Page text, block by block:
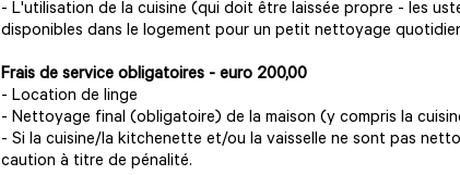
- L'utilisation de la cuisine (qui doit être laissée propre - les
disponibles dans le logement pour un petit nettoyage
Frais de service obligatoires - euro 200,00
- Location de linge
- Nettoyage final (obligatoire) de la maison (y compris la
- Si la cuisine/la kitchenette et/ou la vaisselle ne sont pas
caution à titre de pénalité.